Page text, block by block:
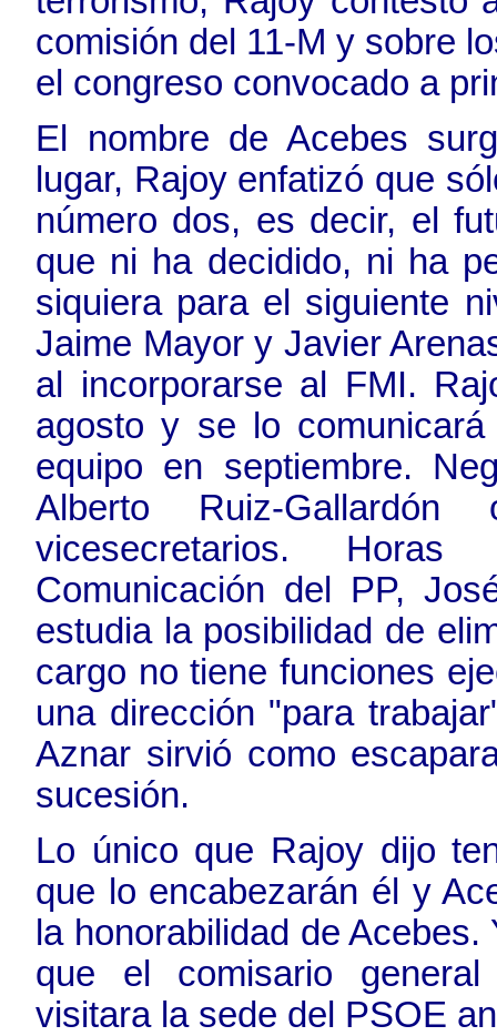
comisión del 11-M y sobre
el congreso convocado a
El nombre de Acebes
lugar, Rajoy enfatizó que
número dos, es decir, el
que ni ha decidido, ni ha
siquiera para el siguiente
Jaime Mayor y Javier
al incorporarse al FMI.
agosto y se lo
equipo en septiembre.
Alberto Ruiz-
vicesecretarios.
Comunicación del PP,
estudia la posibilidad de
cargo no tiene funciones
una dirección "para
Aznar sirvió como
sucesión.
Lo único que Rajoy dijo
que lo encabezarán él y
la honorabilidad de
que el comisario general
visitara la sede del PSOE